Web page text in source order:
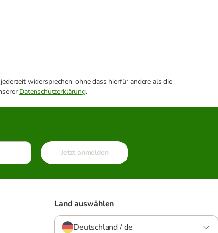
widersprechen, ohne dass hierfür andere als die
Datenschutzerklärung.
Jetzt anmelden
Land auswählen
Deutschland / de